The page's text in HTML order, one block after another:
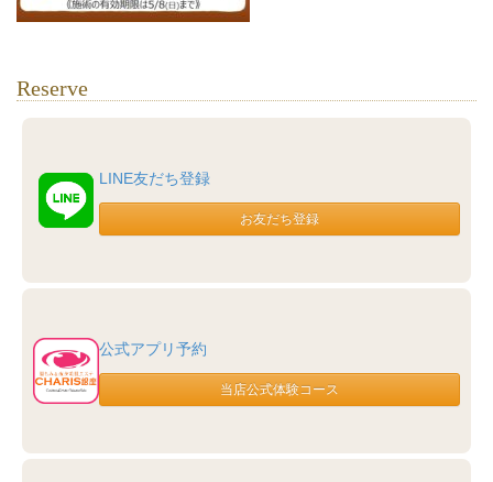
Reserve
LINE友だち登録
公式アプリ予約